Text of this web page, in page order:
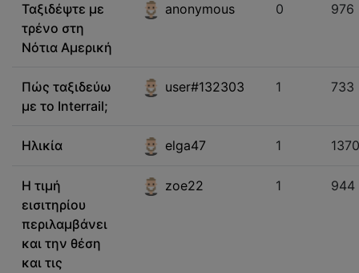
Ταξιδέψτε με
τρένο στη
Νότια Αμερική
anonymous 0 976
Πώς ταξιδεύω
με το Interrail;
user#132303 1 733
Ηλικία elga47 1 1370
Η τιμή
εισιτηρίου
περιλαμβάνει
και την θέση
και τις
zoe22 1 944